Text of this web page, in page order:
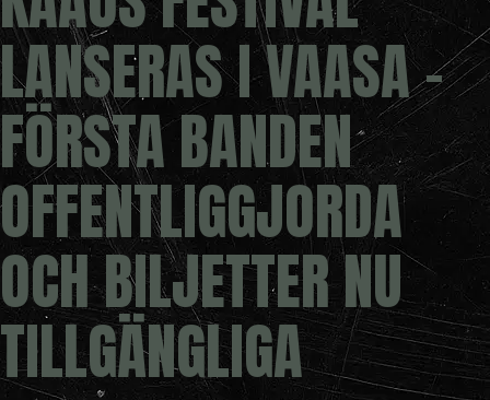
LANSERAS I VAASA –
FÖRSTA BANDEN
OFFENTLIGGJORDA
OCH BILJETTER NU
TILLGÄNGLIGA